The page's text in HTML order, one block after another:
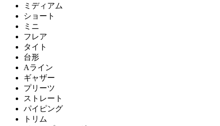
ミディアム
ショート
ミニ
フレア
タイト
台形
Aライン
ギャザー
プリーツ
ストレート
パイピング
トリム